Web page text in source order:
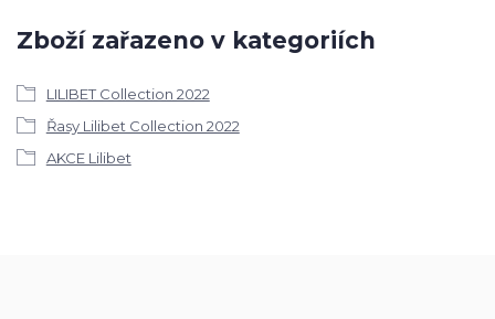
Zboží zařazeno v kategoriích
LILIBET Collection 2022
Řasy Lilibet Collection 2022
AKCE Lilibet